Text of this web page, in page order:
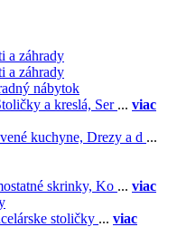
a záhrady
a záhrady
nábytok
a kreslá, Ser ... viac
kuchyne, Drezy a d ...
skrinky, Ko ... viac
stoličky ... viac